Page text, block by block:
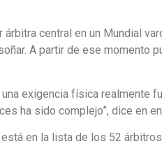
central en un Mundial
A partir de ese momento
exigencia física realmente
ha sido complejo”, dice en
en la lista de los 52